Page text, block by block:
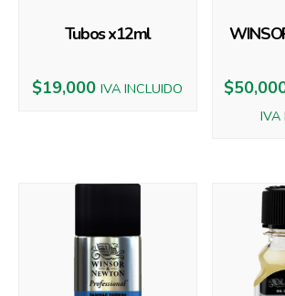
Tubos x12ml
$19,000 IVA INCLUIDO $
IVA